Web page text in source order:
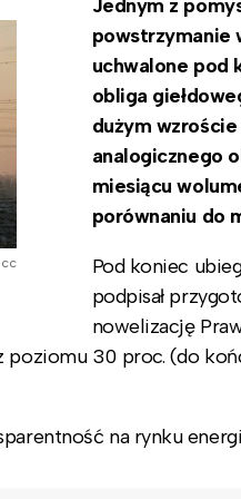
cc
Jednym z
powstrzymanie
uchwalone pod
obliga
dużym
analogicznego
miesiącu
porównaniu do
Pod koniec
podpisał
nowelizację
30 proc. (do
na rynku